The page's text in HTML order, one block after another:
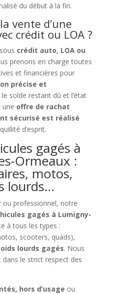
du début à la fin.
vente d’une
crédit ou LOA ?
crédit auto, LOA ou
prenons en charge toutes
et financières pour
précise et
solde restant dû et l’état
une offre de rachat
sécurisé est réalisé
d’esprit.
gagés à
Ormeaux :
motos,
lourds…
ou professionnel, notre
gagés à Lumigny-
à tous les types :
scooters, quads),
lourds gagés. Nous
le strict respect des
hors d’usage ou